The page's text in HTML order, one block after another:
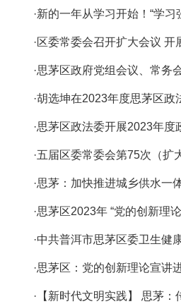
·新的一年从学习开始！“学
·区委常委会召开扩大会议
·思茅区政府党组会议、常务
·胡选坤在2023年度思茅区
·思茅区政法委开展2023年度
·五届区委常委会第75次（扩
·思茅：加快推进城乡供水一
·思茅区2023年 “党的创新理
·中共普洱市思茅区委卫生健
·思茅区：党的创新理论宣讲
·【新时代文明实践】 思茅